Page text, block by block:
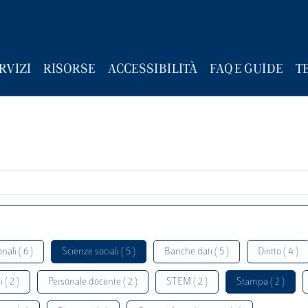
RISORSE ACCESSIBILITÀ FAQ E GUIDE
( 6 ) Scienze sociali ( 5 ) Banche dati ( 5 ) Diritto ( 4 )
( 2 ) Personale docente ( 2 ) STEM ( 2 ) Stampa ( 2 )